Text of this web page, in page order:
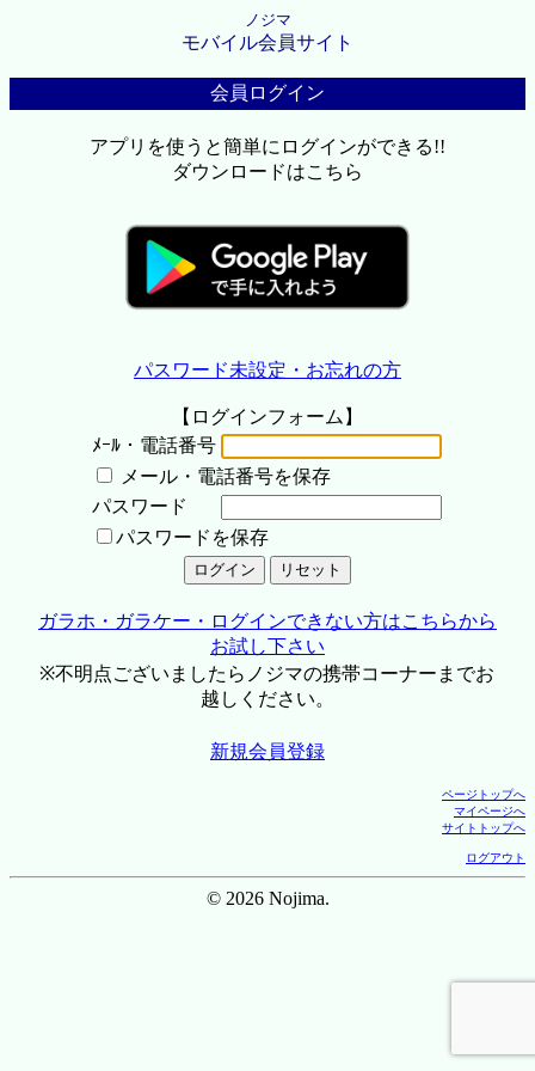
ノジマ
モバイル会員サイト
会員ログイン
アプリを使うと簡単にログインができる!!
ダウンロードはこちら
パスワード未設定・お忘れの方
【ログインフォーム】
ﾒｰﾙ・電話番号
メール・電話番号を保存
パスワード
パスワードを保存
ガラホ・ガラケー・ログインできない方はこちらから
お試し下さい
※不明点ございましたらノジマの携帯コーナーまでお
越しください。
新規会員登録
ページトップへ
マイページへ
サイトトップへ
ログアウト
© 2026 Nojima.